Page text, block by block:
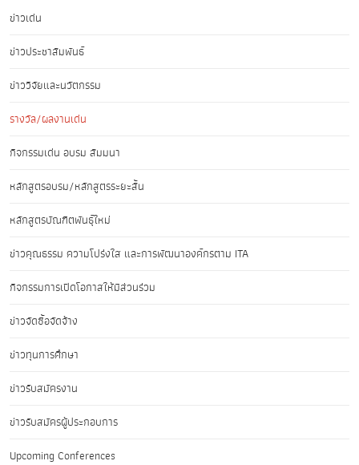
ข่าวเด่น
ข่าวประชาสัมพันธ์
ข่าววิจัยและนวัตกรรม
รางวัล/ผลงานเด่น
กิจกรรมเด่น อบรม สัมมนา
หลักสูตรอบรม/หลักสูตรระยะสั้น
หลักสูตรบัณฑิตพันธุ์ใหม่
ข่าวคุณธรรม ความโปร่งใส และการพัฒนาองค์กรตาม ITA
กิจกรรมการเปิดโอกาสให้มีส่วนร่วม
ข่าวจัดซื้อจัดจ้าง
ข่าวทุนการศึกษา
ข่าวรับสมัครงาน
ข่าวรับสมัครผู้ประกอบการ
Upcoming Conferences